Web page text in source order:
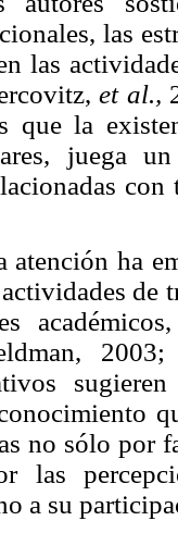
las
las
et al.,
que la
juega
atención ha
de
no sólo por
las
a su